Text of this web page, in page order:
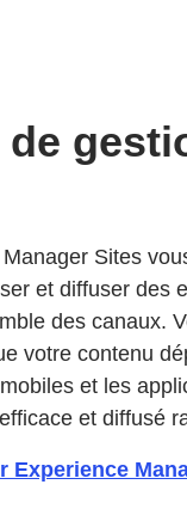
Sites
et diffuser des
des canaux.
votre contenu
et les
et diffusé
Experience